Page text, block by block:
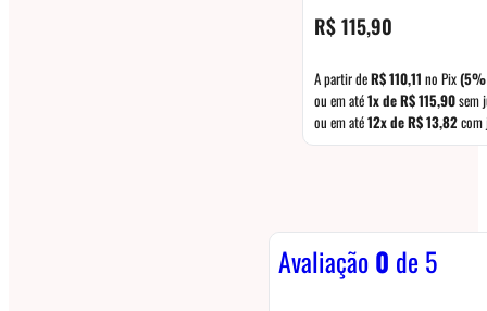
R$115,90
A partir deR$110,11 no Pix(5%
ou em até1x deR$115,90sem
ou em até12x deR$13,82com
Avaliação0 de 5